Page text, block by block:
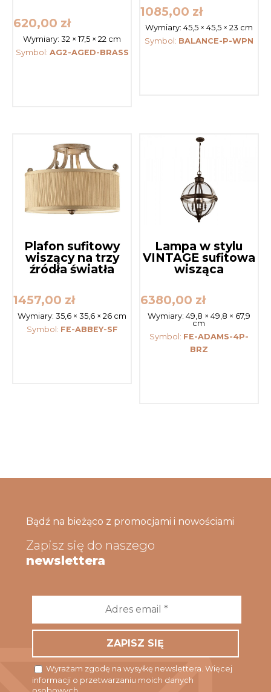
620,00 zł
Wymiary:32 × 17,5 × 22 cm
Symbol: AG2-AGED-BRASS
1085,00 zł
Wymiary: 45,5 × 45,5 × 23 cm
Symbol: BALANCE-P-WPN
Plafon sufitowy
wiszący na trzy
źródła światła
1457,00 zł
Wymiary:35,6 × 35,6 × 26 cm
Symbol: FE-ABBEY-SF
Lampa w stylu
VINTAGE sufitowa
wisząca
6380,00 zł
Wymiary: 49,8 × 49,8 × 67,9
cm
Symbol: FE-ADAMS-4P-
BRZ
Bądź na bieżąco z promocjami i nowościami
Zapisz się do naszego
newslettera
*
Wyrażam zgodę na wysyłkę newslettera. Więcej
informacji o przetwarzaniu moich danych